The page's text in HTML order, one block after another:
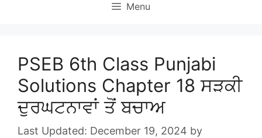
Menu
PSEB 6th Class Punjabi
Solutions Chapter 18 ਸੜਕੀ
ਦੁਰਘਟਨਾਵਾਂ ਤੋਂ ਬਚਾਅ
December 19, 2024 by